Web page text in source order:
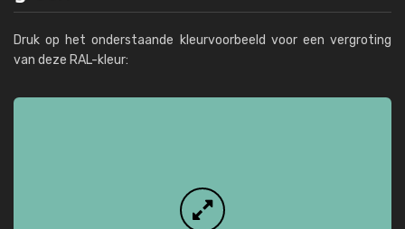
Druk op het onderstaande kleurvoorbeeld voor een vergroting
van deze RAL-kleur: